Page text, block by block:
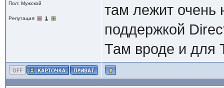
Пол: Мужской
Репутация: 1
там лежит очень
поддержкой
Там вроде и для